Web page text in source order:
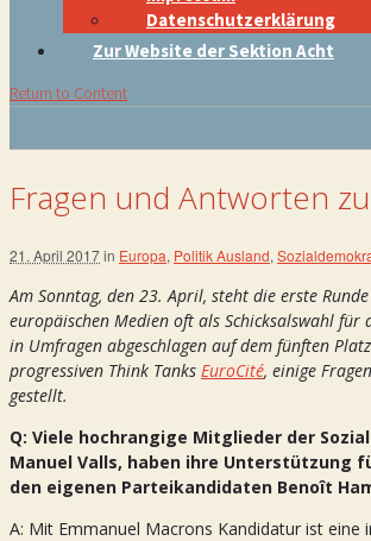
Datenschutzerklärung
Zur Website der Sektion Acht
Return to Content
Fragen und Antworten
21. April 2017in Europa, Politik Ausland,
Am Sonntag, den 23. April, steht die erste
europäischen Medien oft als Schicksalswahl
in Umfragen abgeschlagen auf dem fünften
progressiven Think Tanks EuroCité, einige
gestellt.
Q: Viele hochrangige Mitglieder der
Manuel Valls, haben ihre Unterstützung
den eigenen Parteikandidaten Benoît
A: Mit Emmanuel Macrons Kandidatur ist